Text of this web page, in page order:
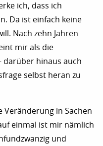
ich, dass ich
Da ist einfach keine
Nach zehn Jahren
mir als die
darüber hinaus auch
selbst heran zu
Veränderung in Sachen
einmal ist mir nämlich
und